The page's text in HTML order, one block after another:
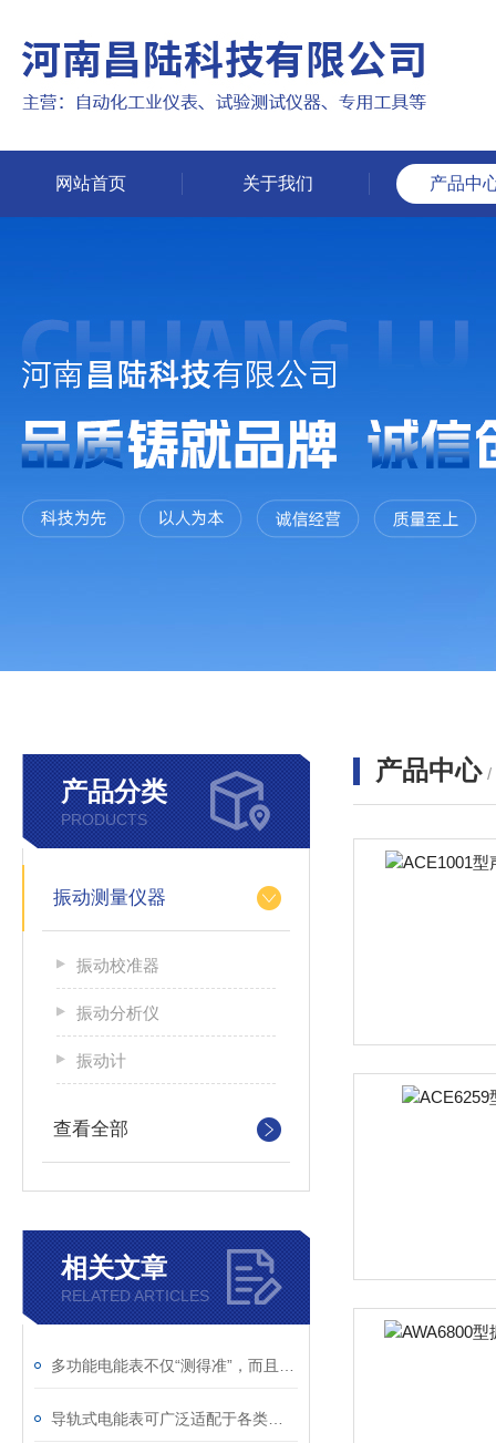
网站首页 关于我们 产品中
产品分类
PRODUCTS
振动测量仪器
振动校准器
振动分析仪
振动计
查看全部
相关文章
RELATED ARTICLES
产品中心 /